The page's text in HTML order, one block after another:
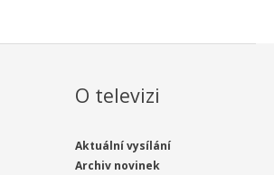
O televizi
Aktuální vysílání
Archiv novinek